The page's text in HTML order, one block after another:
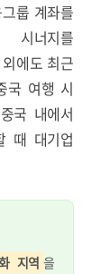
룹 계좌를
시너지를
에도 최근
국 여행 시
국 내에서
때 대기업
지역 을